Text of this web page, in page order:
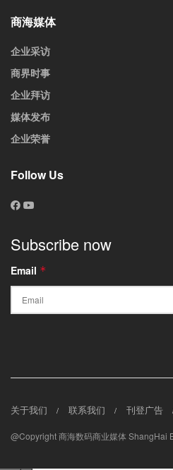
商海媒体
企业采访
商界时事
企业拜访
媒体发布
企业荣誉
Follow Us
Subscribe now
Email *
关于我们 联系我们 刊登广告
@Copyright 商海数码商业媒体 ShangHai